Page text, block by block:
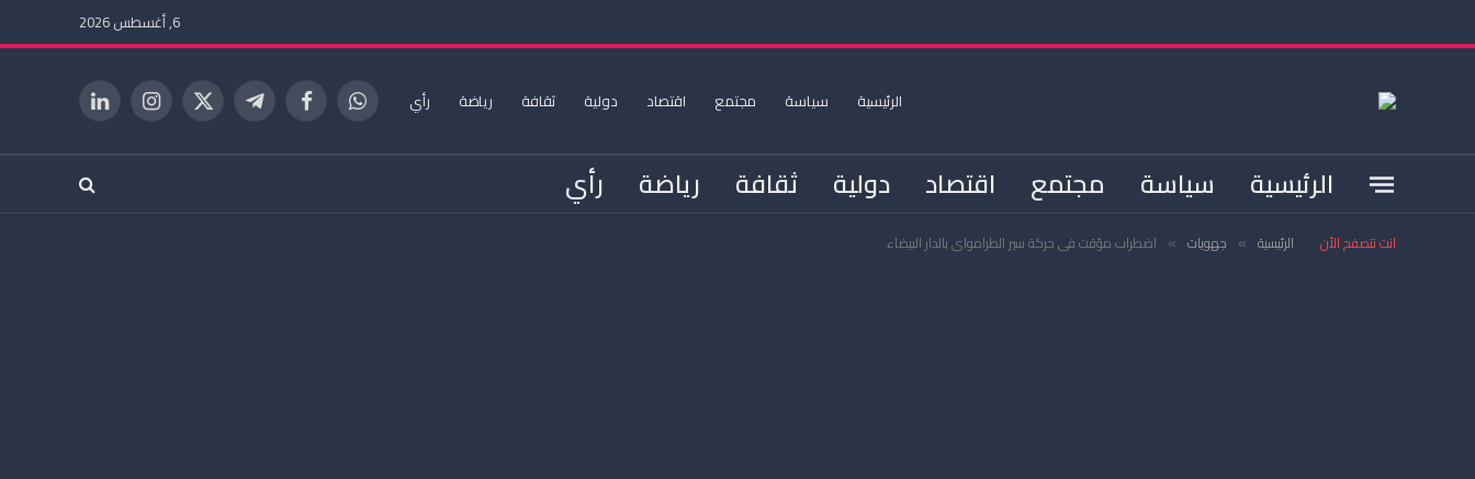
6, أغسطس 2026
الرئيسية سياسة مجتمع اقتصاد دولية ثقافة رياضة رأي واتساب فيسبوكتيلقرام X
الانستغراملينكدإن
الرئيسية سياسة مجتمع اقتصاد دولية ثقافة رياضة رأي
انت تتصفح الأن الرئيسية » جهويات » اضطراب مؤقت في حركة سير الطرامواي بالدار البيضاء